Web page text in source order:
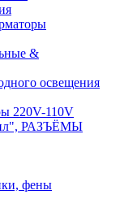
&
освещения
220V-110V
РАЗЪЁМЫ
фены